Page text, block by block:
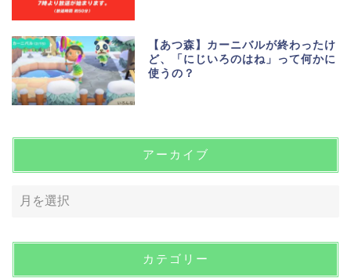
【あつ森】カーニバルが終わったけ
ど、「にじいろのはね」って何かに
使うの？
アーカイブ
カテゴリー